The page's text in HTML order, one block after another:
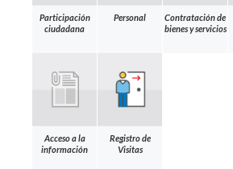
Participación
ciudadana
Personal
Contratación de
bienes y servicios
Acceso a la
información
Registro de
Visitas